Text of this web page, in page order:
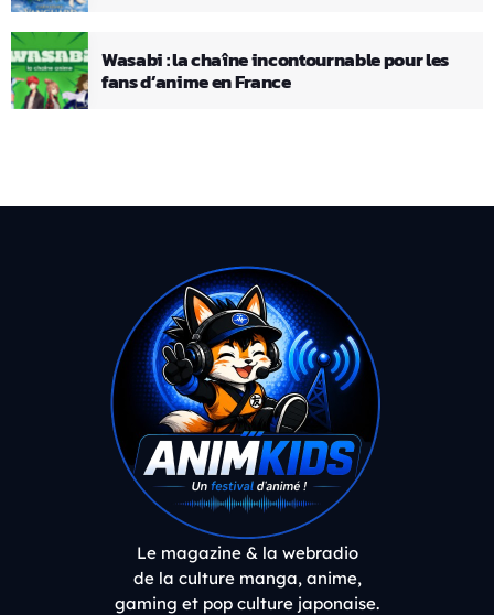
Wasabi : la chaîne incontournable pour les
fans d’anime en France
Le magazine & la webradio
de la culture manga, anime,
gaming et pop culture japonaise.